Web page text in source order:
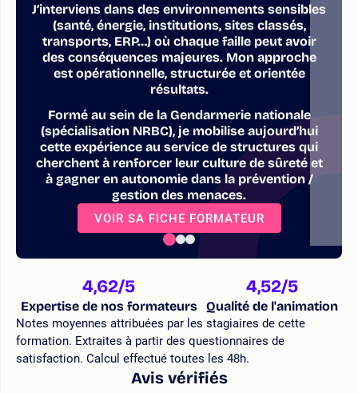
J’interviens dans des environnements sensibles
(santé, énergie, institutions, sites classés,
transports, ERP…) où chaque faille peut avoir
des conséquences majeures. Mon approche
est opérationnelle, structurée et orientée
résultats.
Formé au sein de la Gendarmerie nationale
(spécialisation NRBC), je mobilise aujourd’hui
cette expérience au service de structures qui
cherchent à renforcer leur culture de sûreté et
à gagner en autonomie dans la prévention /
gestion des menaces.
VOIR SA FICHE FORMATEUR
4,62/5
Expertise de nos formateurs
4,52/5
Qualité de l'animation
Notes moyennes attribuées par les stagiaires de cette
formation. Extraites à partir des questionnaires de
satisfaction. Calcul effectué toutes les 48h.
Avis vérifiés